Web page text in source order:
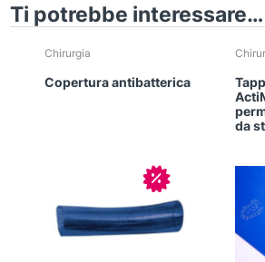
Ti potrebbe interessare…
Chirurgia
Copertura antibatterica
In offerta!
da